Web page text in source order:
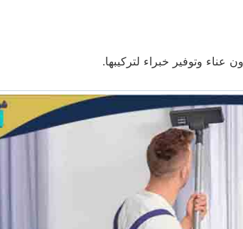
عناء وتوفير خبراء لتركيبها.